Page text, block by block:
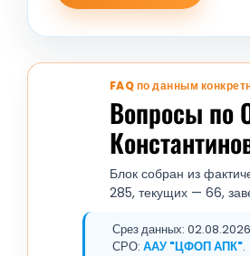
FAQ по данным
Вопросы по
Блок собран из
285, текущих — 66,
Срез данных:
СРО: ААУ "ЦФОП АПК".